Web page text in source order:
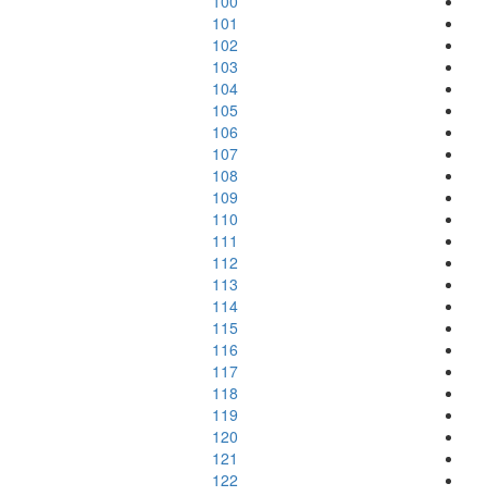
101
102
103
104
105
106
107
108
109
110
111
112
113
114
115
116
117
118
119
120
121
122